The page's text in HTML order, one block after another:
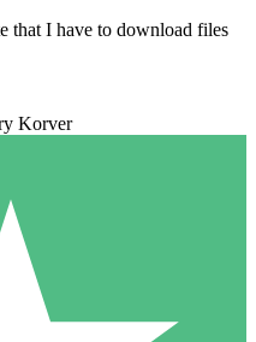
that I have to download files
Korver